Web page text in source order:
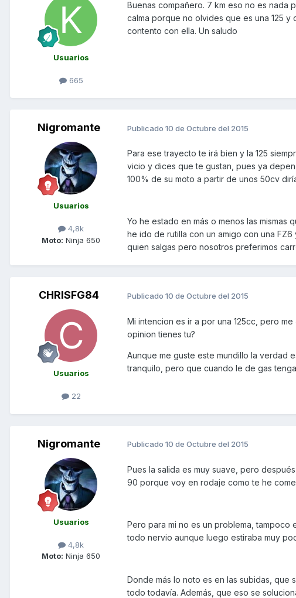
Usuarios
665
Buenas compañero. 7 km eso no es nada
calma porque no olvides que es una 125 y
contento con ella. Un saludo
Nigromante
Usuarios
4,8k
Moto: Ninja 650
Publicado 10 de Octubre del 2015
Para ese trayecto te irá bien y la 125
vicio y dices que te gustan, pues ya
100% de su moto a partir de unos 50cv
Yo he estado en más o menos las mismas
he ido de rutilla con un amigo con una
quien salgas pero nosotros preferimos
CHRISFG84
Usuarios
22
Publicado 10 de Octubre del 2015
Mi intencion es ir a por una 125cc, pero
opinion tienes tu?
Aunque me guste este mundillo la verdad
tranquilo, pero que cuando le de gas
Nigromante
Usuarios
4,8k
Moto: Ninja 650
Publicado 10 de Octubre del 2015
Pues la salida es muy suave, pero
90 porque voy en rodaje como te he
Pero para mi no es un problema,
todo nervio aunque luego estiraba muy
Donde más lo noto es en las subidas,
todo todavía. Además, que eso se